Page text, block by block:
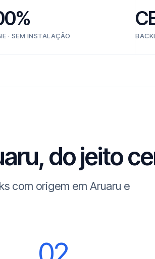
· SEM INSTALAÇÃO
do jeito
com origem em Aruaru e